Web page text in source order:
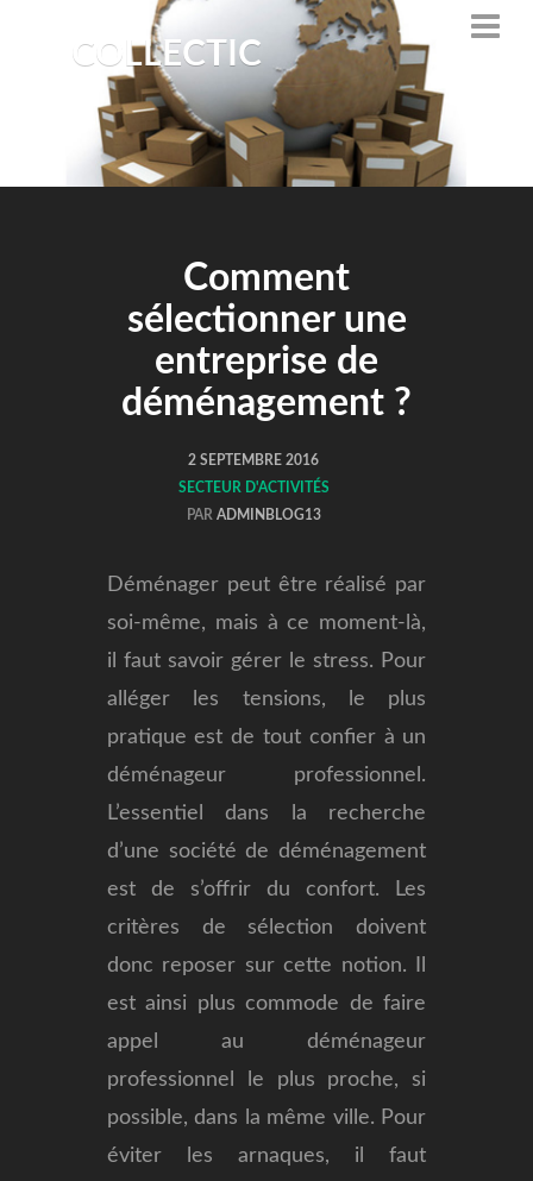
COLLECTIC
Comment
sélectionner une
entreprise de
déménagement ?
2 SEPTEMBRE 2016
SECTEUR D'ACTIVITÉS
PAR ADMINBLOG13
Déménager peut être réalisé par
soi-même, mais à ce moment-là,
il faut savoir gérer le stress. Pour
alléger les tensions, le plus
pratique est de tout confier à un
déménageur professionnel.
L’essentiel dans la recherche
d’une société de déménagement
est de s’offrir du confort.
Les
critères de sélection doivent
donc reposer sur cette notion. Il
est ainsi plus commode de faire
appel au déménageur
professionnel le plus proche, si
possible, dans la même ville. Pour
éviter les arnaques, il faut